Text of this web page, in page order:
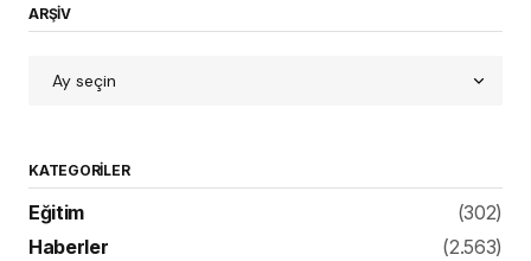
ARŞİV
KATEGORILER
Eğitim
(302)
Haberler
(2.563)